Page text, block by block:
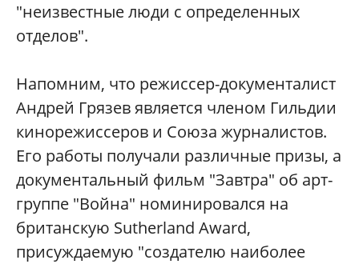
"неизвестные люди с определенных
отделов".
Напомним, что режиссер-документалист
Андрей Грязев является членом Гильдии
кинорежиссеров и Союза журналистов.
Его работы получали различные призы, а
документальный фильм "Завтра" об арт-
группе "Война" номинировался на
британскую Sutherland Award,
присуждаемую "создателю наиболее